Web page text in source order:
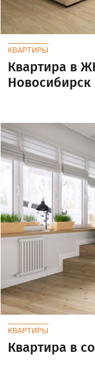
КВАРТИРЫ
Квартира в
Новосибирск
КВАРТИРЫ
Квартира в